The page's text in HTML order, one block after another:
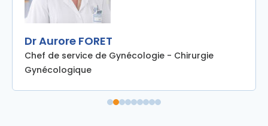
Dr Aurore FORET
Chef de service de Gynécologie - Chirurgie
Gynécologique